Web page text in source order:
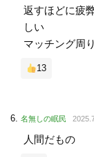
返すほどに疲
しい
マッチング周
13
名無しの眠民
人間だもの